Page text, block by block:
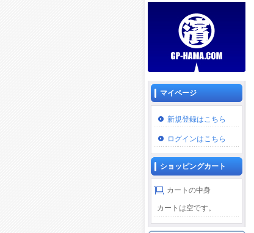
マイページ
新規登録はこちら
ログインはこちら
ショッピングカート
カートの中身
カートは空です。